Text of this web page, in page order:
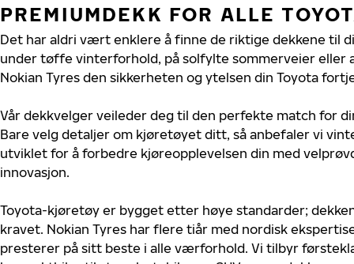
PREMIUMDEKK FOR ALLE
Det har aldri vært enklere å finne de riktige dekkene til
under tøffe vinterforhold, på solfylte sommerveier eller
Nokian Tyres den sikkerheten og ytelsen din Toyota
Vår dekkvelger veileder deg til den perfekte match for
Bare velg detaljer om kjøretøyet ditt, så anbefaler vi
utviklet for å forbedre kjøreopplevelsen din med
innovasjon.
Toyota-kjøretøy er bygget etter høye standarder;
kravet. Nokian Tyres har flere tiår med nordisk
presterer på sitt beste i alle værforhold. Vi tilbyr